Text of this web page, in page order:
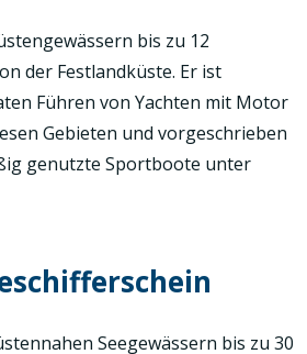
bis zu 12
der Festlandküste. Er ist
Führen von Yachten mit Motor
Gebieten und vorgeschrieben
genutzte Sportboote unter
Seegewässern bis zu 30